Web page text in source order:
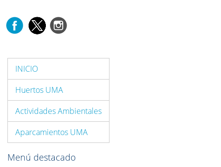
INICIO
Huertos UMA
Actividades Ambientales
Aparcamientos UMA
Menú destacado